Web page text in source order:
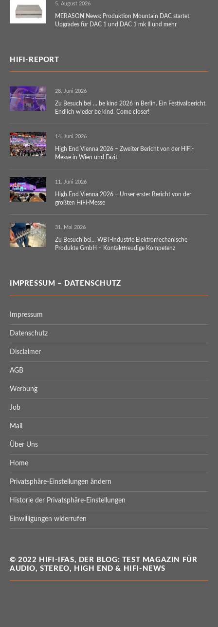
5. August 2026
MERASON News: Produktion Mountain DAC startet,
Upgrades für DAC 1 und DAC 1 mk II und mehr
HIFI-REPORT
28. Juni 2026
Zu Besuch bei … be kind 2026 in Berlin. Ein Festivalbericht.
Endlich wieder be kind. Come closer!
14. Juni 2026
High End Vienna 2026 – Zweiter Bericht von der HiFi-
Messe in Wien und Fazit
11. Juni 2026
High End Vienna 2026 – Unser erster Bericht von der
größten HiFi-Messe
31. Mai 2026
Zu Besuch bei… WBT-Industrie Elektromechanische
Produkte GmbH – Kontaktfreudige Kompetenz
IMPRESSUM – DATENSCHUTZ
Impressum
Datenschutz
Disclaimer
AGB
Werbung
Job
Mail
Über Uns
Home
Privatsphäre-Einstellungen ändern
Historie der Privatsphäre-Einstellungen
Einwilligungen widerrufen
© 2022 HIFI-IFAS, DER BLOG: TEST MAGAZIN FÜR
AUDIO, STEREO, HIGH END & HIFI-NEWS